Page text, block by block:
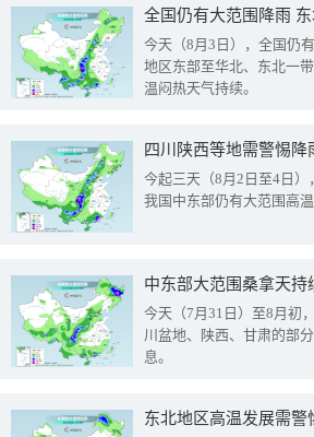
全国仍有大范围降雨
今天（8月3日），全国仍
地区东部至华北、东北一
温闷热天气持续。
今起三天（8月2日至4日
我国中东部仍有大范围高
中东部大范围桑拿天
今天（7月31日）至8月初
川盆地、陕西、甘肃的部
息。
东北地区高温发展需